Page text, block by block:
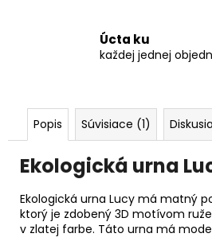
Úcta ku
každej jednej
Popis Súvisiace (1) Diskusia
Ekologická urna
Ekologická urna Lucy má matný
ktorý je zdobený 3D motívom
v zlatej farbe. Táto urna má